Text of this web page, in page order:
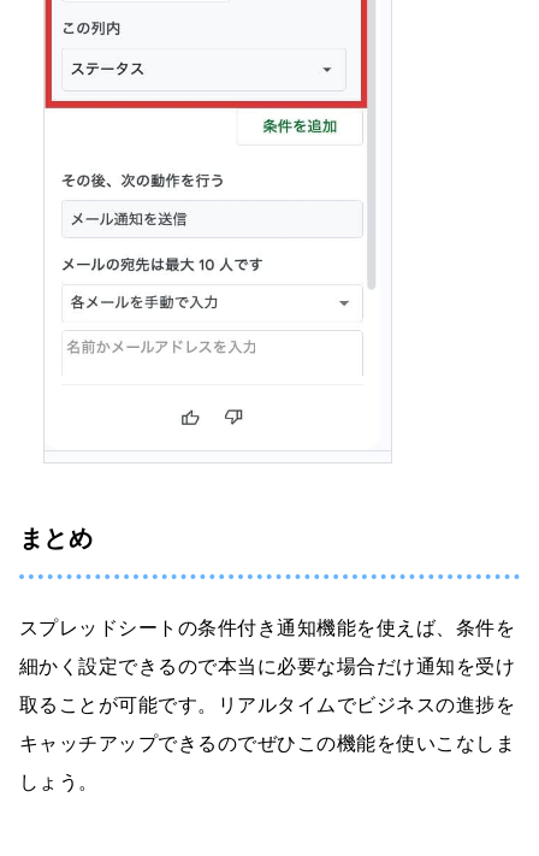
まとめ
スプレッドシートの条件付き通知機能を使えば、条件を
細かく設定できるので本当に必要な場合だけ通知を受け
取ることが可能です。リアルタイムでビジネスの進捗を
キャッチアップできるのでぜひこの機能を使いこなしま
しょう。